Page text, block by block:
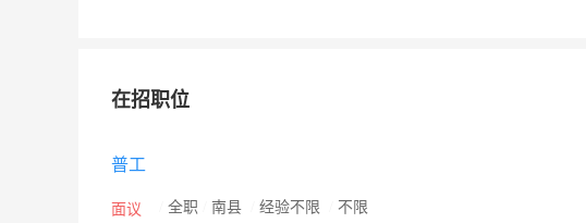
在招职位
普工
面议 全职 南县 经验不限 不限